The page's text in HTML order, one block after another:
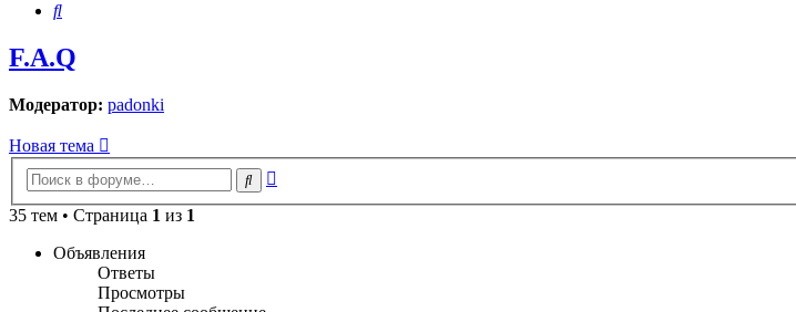
Поиск
F.A.Q
Модератор: padonki
Новая тема
Поиск
35 тем • Страница 1 из 1
Объявления
Ответы
Просмотры